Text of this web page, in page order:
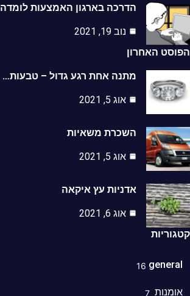
הדרכה בארגון האמצעות לומדה
נוב 19, 2021
הפוסט האחרון
מתנה אחת רגע גדול – טבעות…
אוג 5, 2021
השכרת משאיות
אוג 5, 2021
אדניות עץ איקאה
אוג 6, 2021
קטגוריות
general
16
אומנות 7